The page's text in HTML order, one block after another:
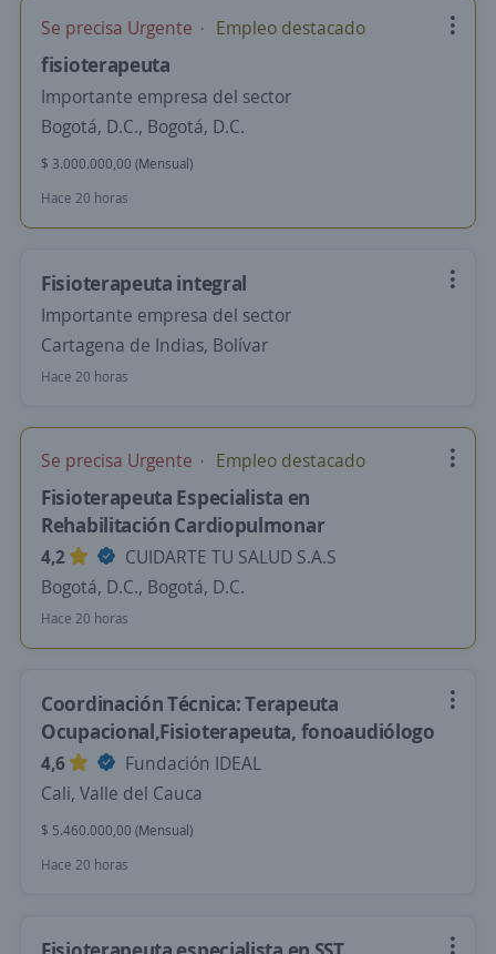
Se precisa Urgente Empleo destacado
fisioterapeuta
Importante empresa del sector
Bogotá, D.C., Bogotá, D.C.
$ 3.000.000,00 (Mensual)
Hace 20 horas
Fisioterapeuta integral
Importante empresa del sector
Cartagena de Indias, Bolívar
Hace 20 horas
Se precisa Urgente Empleo destacado
Fisioterapeuta Especialista en
Rehabilitación Cardiopulmonar
4,2
CUIDARTE TU SALUD S.A.S
Bogotá, D.C., Bogotá, D.C.
Hace 20 horas
Coordinación Técnica: Terapeuta
Ocupacional,Fisioterapeuta, fonoaudiólogo
4,6
Fundación IDEAL
Cali, Valle del Cauca
$ 5.460.000,00 (Mensual)
Hace 20 horas